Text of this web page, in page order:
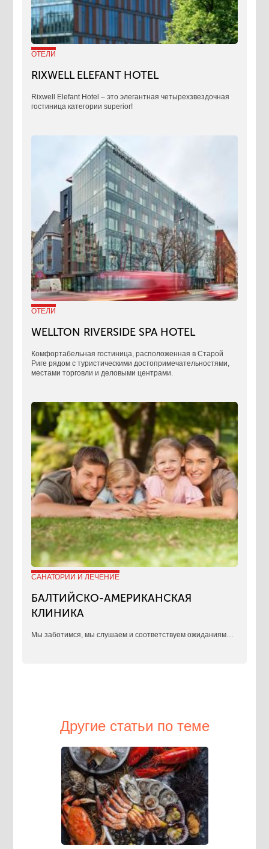
ОТЕЛИ
RIXWELL ELEFANT HOTEL
Rixwell Elefant Hotel ‒ это элегантная четырехзвездочная
гостиница категории superior!
ОТЕЛИ
WELLTON RIVERSIDE SPA HOTEL
Комфортабельная гостиница, расположенная в Старой
Риге рядом с туристическими достопримечательностями,
местами торговли и деловыми центрами.
САНАТОРИИ И ЛЕЧЕНИЕ
БАЛТИЙСКО-АМЕРИКАНСКАЯ
КЛИНИКА
​Мы заботимся, мы слушаем и соответствуем ожиданиям…
Другие статьи по теме